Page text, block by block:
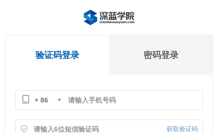
验证码登录 密码登录
+ 86
获取验证码